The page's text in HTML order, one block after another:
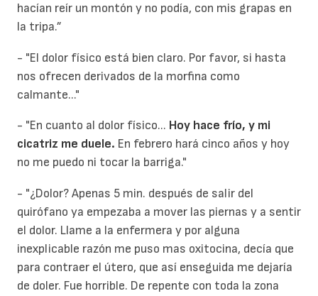
hacían reír un montón y no podía, con mis grapas en
la tripa.”
- "El dolor físico está bien claro. Por favor, si hasta
nos ofrecen derivados de la morfina como
calmante..."
- "En cuanto al dolor físico... Hoy hace frío, y mi
cicatriz me duele. En febrero hará cinco años y hoy
no me puedo ni tocar la barriga."
- "¿Dolor? Apenas 5 min. después de salir del
quirófano ya empezaba a mover las piernas y a sentir
el dolor. Llame a la enfermera y por alguna
inexplicable razón me puso mas oxitocina, decía que
para contraer el útero, que así enseguida me dejaría
de doler. Fue horrible. De repente con toda la zona